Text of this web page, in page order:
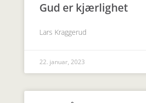
Gud er kjærlighet
Lars Kraggerud
22. januar, 2023